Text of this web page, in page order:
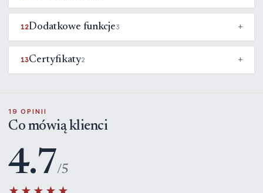
12Dodatkowe funkcje3
13Certyfikaty2
19 OPINII
Co mówią klienci
4.7/5